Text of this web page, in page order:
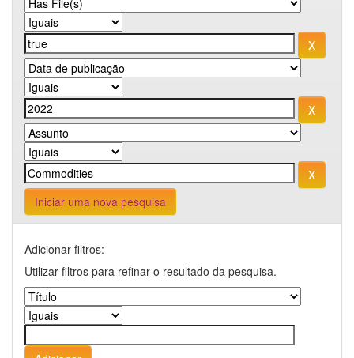
Iniciar uma nova pesquisa
Adicionar filtros:
Utilizar filtros para refinar o resultado da pesquisa.